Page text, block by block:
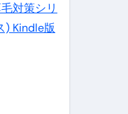
対策シリ
) Kindle版